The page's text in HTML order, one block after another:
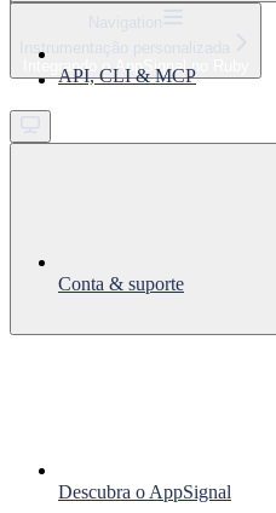
Get started
Instrumentação personalizada
Integrando o AppSignal no Ruby
API, CLI & MCP
Conta & suporte
Descubra o AppSignal